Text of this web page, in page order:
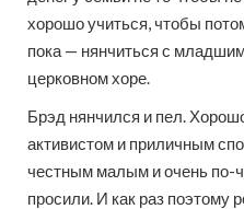
хорошо учиться, чтобы
пока — нянчиться с
церковном хоре.
Брэд нянчился и пел.
активистом и приличным
честным малым и очень по-
просили. И как раз поэтому